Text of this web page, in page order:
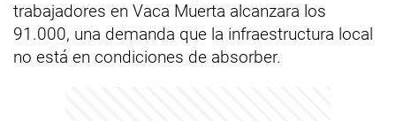
trabajadores en Vaca Muerta alcanzara los
91.000, una demanda que la infraestructura local
no está en condiciones de absorber.